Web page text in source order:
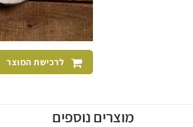
לרכישת המוצר
מוצרים נוספים